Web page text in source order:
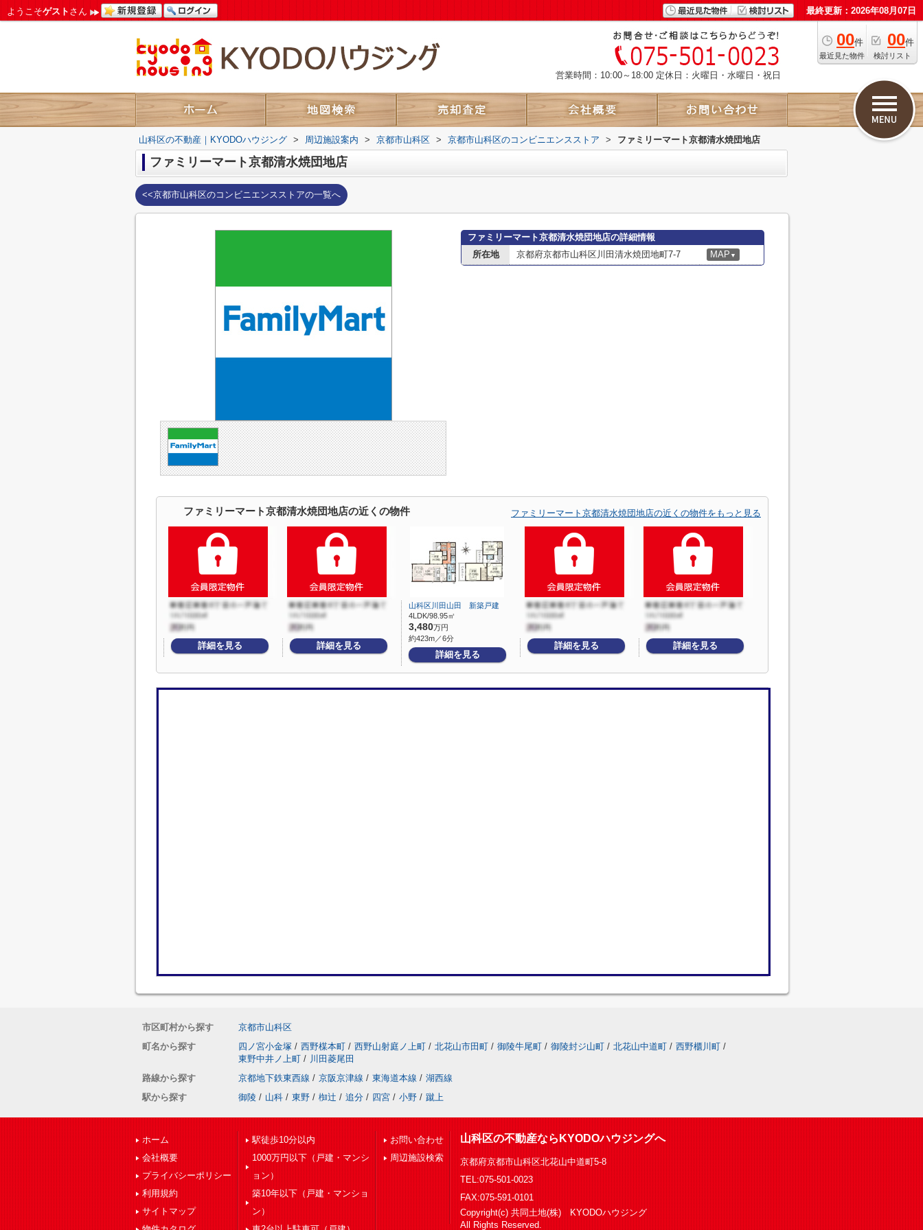
ようこそゲストさん 最終更新：2026年08月07日
00件
最近見た物件
00件
検討リスト
営業時間：10:00～18:00 定休日：火曜日・水曜日・祝日
山科区の不動産｜KYODOハウジング > 周辺施設案内 > 京都市山科区 > 京都市山科区のコンビニエンスストア > ファミリーマート京都清水焼団地店
ファミリーマート京都清水焼団地店
<<京都市山科区のコンビニエンスストアの一覧へ
ファミリーマート京都清水焼団地店の詳細情報
所在地
京都府京都市山科区川田清水焼団地町7-7 MAP ▼
ファミリーマート京都清水焼団地店の近くの物件 ファミリーマート京都清水焼団地店の近くの物件をもっと見る
詳細を見る 詳細を見る
山科区川田山田 新築戸建
4LDK/98.95㎡
3,480万円
約423m／6分
詳細を見る
詳細を見る 詳細を見る
市区町村から探す
京都市山科区
町名から探す
四ノ宮小金塚 / 西野楳本町 / 西野山射庭ノ上町 / 北花山市田町 / 御陵牛尾町 / 御陵封ジ山町 / 北花山中道町 / 西野櫃川町 /
東野中井ノ上町 / 川田菱尾田
路線から探す
京都地下鉄東西線 / 京阪京津線 / 東海道本線 / 湖西線
駅から探す
御陵 / 山科 / 東野 / 椥辻 / 追分 / 四宮 / 小野 / 蹴上
ホーム
会社概要
プライバシーポリシー
利用規約
サイトマップ
駅徒歩10分以内
1000万円以下（戸建・マンシ
ョン）
築10年以下（戸建・マンショ
ン）
お問い合わせ
周辺施設検索
山科区の不動産ならKYODOハウジングへ
京都府京都市山科区北花山中道町5-8
TEL:075-501-0023
FAX:075-591-0101
Copyright(c) 共同土地(株) KYODOハウジング
All Rights Reserved.